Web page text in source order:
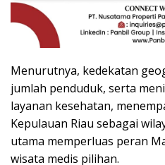
Menurutnya, kedekatan
jumlah penduduk, serta
layanan kesehatan,
Kepulauan Riau sebagai
utama memperluas peran
wisata medis pilihan.